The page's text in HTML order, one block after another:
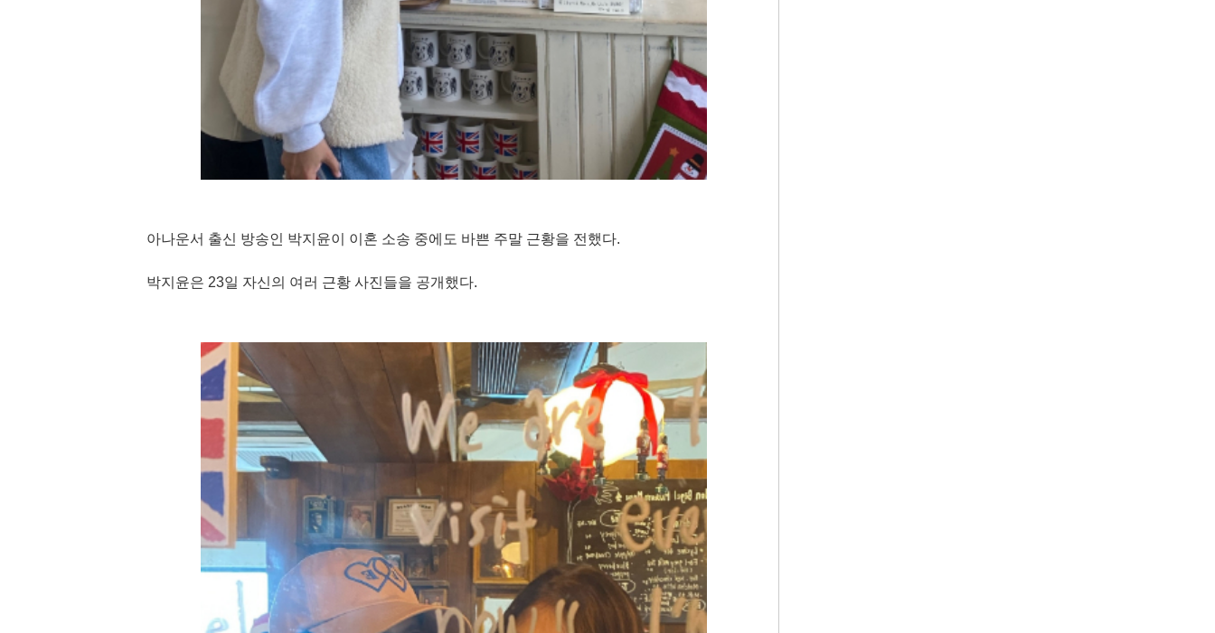
아나운서 출신 방송인 박지윤이 이혼 소송 중에도 바쁜 주말 근황을 전했다.
박지윤은 23일 자신의 여러 근황 사진들을 공개했다.